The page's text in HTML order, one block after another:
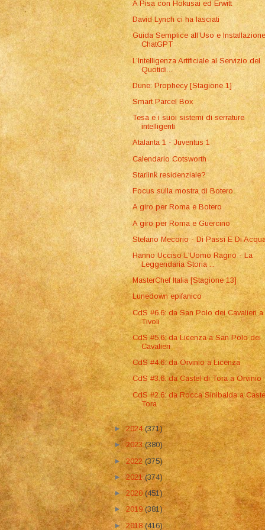
A Pisa con Hokusai ed Erwitt
David Lynch ci ha lasciati
Guida Semplice all’Uso e
ChatGPT
L’Intelligenza Artificiale al Servizio del
Quotidi...
Dune: Prophecy [Stagione 1]
Smart Parcel Box
Tesa e i suoi sistemi di serrature
intelligenti
Atalanta 1 - Juventus 1
Calendario Cotsworth
Starlink residenziale?
Focus sulla mostra di Botero
A giro per Roma e Botero
A giro per Roma e Guercino
Stefano Mecorio - Di Passi E Di
Hanno Ucciso L'Uomo Ragno - La
Leggendaria Storia ...
MasterChef Italia [Stagione 13]
Lunedown epifanico
CdS #6.6: da San Polo dei Cavalieri a
Tivoli
CdS #5.6: da Licenza a San Polo dei
Cavalieri
CdS #4.6: da Orvinio a Licenza
CdS #3.6: da Castel di Tora a Orvinio
CdS #2.6: da Rocca Sinibalda a
Tora
►2024(371)
►2023(380)
►2022(375)
►2021(374)
►2020(451)
►2019(381)
►2018(416)